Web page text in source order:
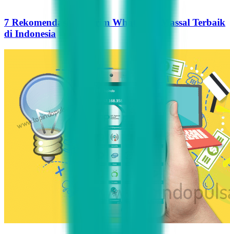
7 Rekomendasi Pengirim WhatsApp Massal Terbaik
di Indonesia